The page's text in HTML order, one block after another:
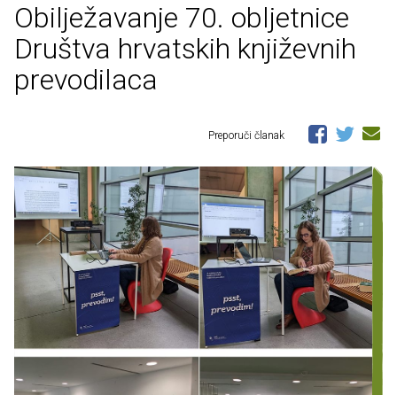
Obilježavanje 70. obljetnice
Društva hrvatskih književnih
prevodilaca
Preporuči članak